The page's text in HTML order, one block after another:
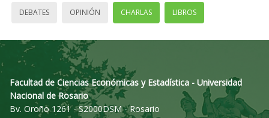
DEBATES OPINIÓN CHARLAS LIBROS
Facultad de Ciencias Económicas y Estadística - Universidad
Nacional de Rosario
Bv. Oroño 1261 - S2000DSM - Rosario